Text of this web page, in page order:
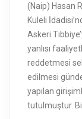
(Naip) Hasan
Kuleli
Askeri
yanlısı
reddetmesi
edilmesi
yapılan
tutulmuştur.